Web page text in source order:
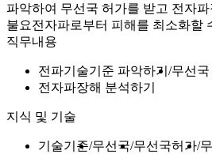
파악하여 무선국 허가를 받고 전자
불요전자파로부터 피해를 최소화할
직무내용
전파기술기준 파악하기
무선국
전자파장해 분석하기
지식 및 기술
기술기준 무선국 무선국허가